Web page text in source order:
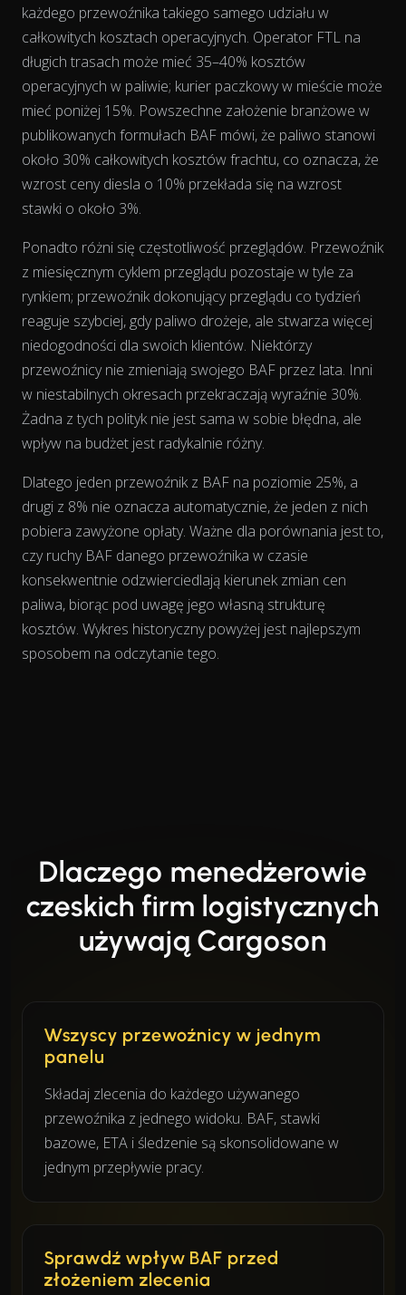
The chart has 2 Y axes displaying % and EUR/L.
każdego przewoźnika takiego samego udziału w
całkowitych kosztach operacyjnych. Operator FTL na
długich trasach może mieć 35–40% kosztów
operacyjnych w paliwie; kurier paczkowy w mieście może
mieć poniżej 15%. Powszechne założenie branżowe w
publikowanych formułach BAF mówi, że paliwo stanowi
około 30% całkowitych kosztów frachtu, co oznacza, że
wzrost ceny diesla o 10% przekłada się na wzrost
stawki o około 3%.
Ponadto różni się częstotliwość przeglądów. Przewoźnik
z miesięcznym cyklem przeglądu pozostaje w tyle za
rynkiem; przewoźnik dokonujący przeglądu co tydzień
reaguje szybciej, gdy paliwo drożeje, ale stwarza więcej
niedogodności dla swoich klientów. Niektórzy
przewoźnicy nie zmieniają swojego BAF przez lata. Inni
w niestabilnych okresach przekraczają wyraźnie 30%.
Żadna z tych polityk nie jest sama w sobie błędna, ale
wpływ na budżet jest radykalnie różny.
Dlatego jeden przewoźnik z BAF na poziomie 25%, a
drugi z 8% nie oznacza automatycznie, że jeden z nich
pobiera zawyżone opłaty. Ważne dla porównania jest to,
czy ruchy BAF danego przewoźnika w czasie
konsekwentnie odzwierciedlają kierunek zmian cen
paliwa, biorąc pod uwagę jego własną strukturę
kosztów. Wykres historyczny powyżej jest najlepszym
sposobem na odczytanie tego.
Dlaczego menedżerowie
czeskich firm logistycznych
używają Cargoson
Wszyscy przewoźnicy w jednym
panelu
Składaj zlecenia do każdego używanego
przewoźnika z jednego widoku. BAF, stawki
bazowe, ETA i śledzenie są skonsolidowane w
jednym przepływie pracy.
Sprawdź wpływ BAF przed
złożeniem zlecenia